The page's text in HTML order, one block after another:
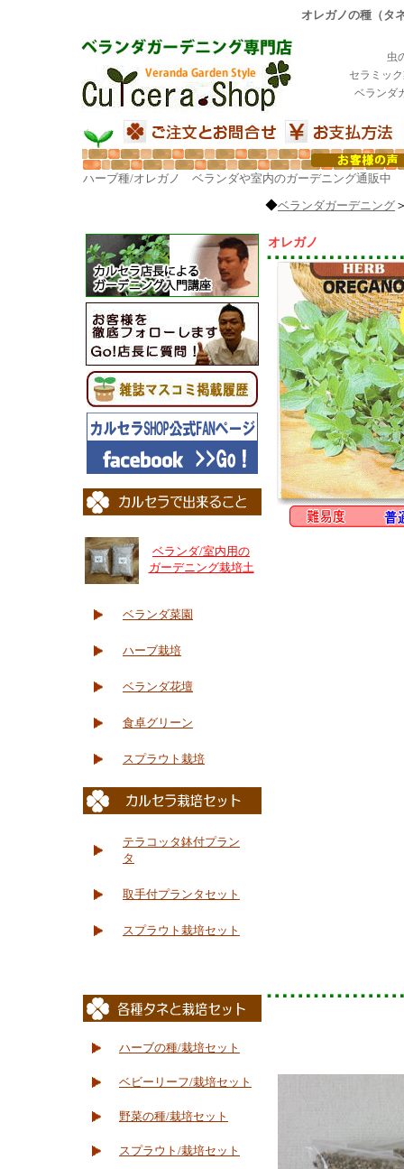
オレガノの種（タ
虫
セラミッ
ベランダ
ハーブ種/オレガノ ベランダや室内のガーデニング通販中
ベランダ/室内用の
ガーデニング栽培土
ベランダ菜園
ハーブ栽培
ベランダ花壇
食卓グリーン
スプラウト栽培
テラコッタ鉢付プラン
タ
取手付プランタセット
スプラウト栽培セット
ハーブの種/栽培セット
ベビーリーフ/栽培セット
野菜の種/栽培セット
スプラウト/栽培セット
◆ベランダガーデニング
オレガノ